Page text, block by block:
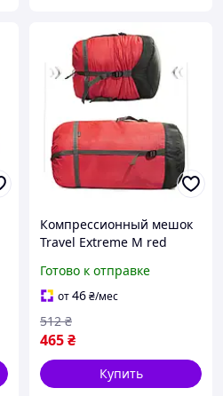
Компрессионный мешок
Travel Extreme M red
спальных мешков 33x18
см |neper-TE09|
Готово к отправке
от46₴/мес
465₴
512 ₴
Купить